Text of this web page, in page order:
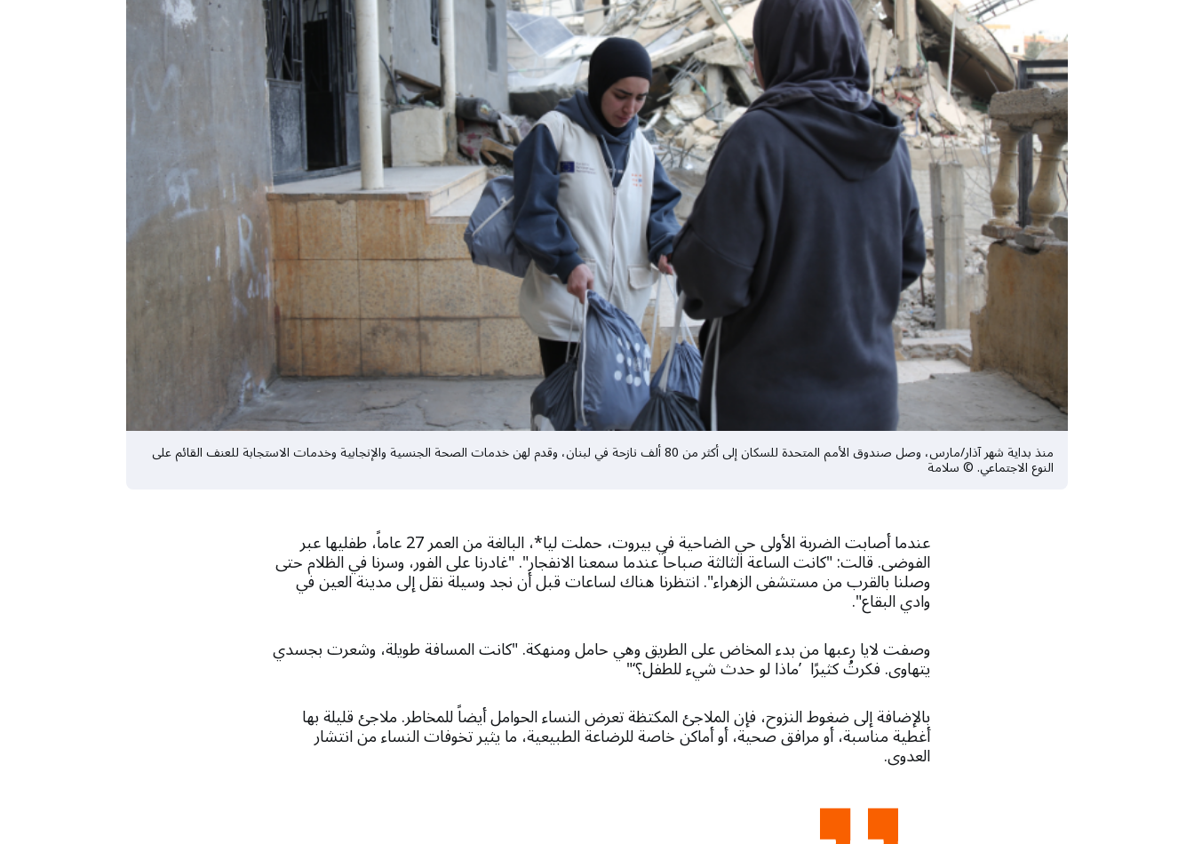
منذ بداية شهر آذار/مارس، وصل صندوق الأمم المتحدة للسكان إلى أكثر من 80 ألف نازحة في لبنان، وقدم لهن خدمات الصحة الجنسية والإنجابية وخدمات الاستجابة للعنف القائم على
النوع الاجتماعي. © سلامة
عندما أصابت الضربة الأولى حي الضاحية في بيروت، حملت ليا*، البالغة من العمر 27 عاماً، طفليها عبر
الفوضى. قالت: "كانت الساعة الثالثة صباحاً عندما سمعنا الانفجار". "غادرنا على الفور، وسرنا في الظلام حتى
وصلنا بالقرب من مستشفى الزهراء". انتظرنا هناك لساعات قبل أن نجد وسيلة نقل إلى مدينة العين في
وادي البقاع".
وصفت لايا رعبها من بدء المخاض على الطريق وهي حامل ومنهكة. "كانت المسافة طويلة، وشعرت بجسدي
يتهاوى. فكرتُ كثيرًا ’ماذا لو حدث شيء للطفل؟‘"
بالإضافة إلى ضغوط النزوح، فإن الملاجئ المكتظة تعرض النساء الحوامل أيضاً للمخاطر. ملاجئ قليلة بها
أغطية مناسبة، أو مرافق صحية، أو أماكن خاصة للرضاعة الطبيعية، ما يثير تخوفات النساء من انتشار
العدوى.